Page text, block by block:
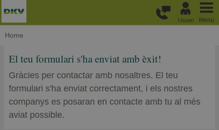
Usuari Menú
Home
El teu formulari s'ha enviat amb èxit!
Gràcies per contactar amb nosaltres. El teu
formulari s'ha enviat correctament, i els nostres
companys es posaran en contacte amb tu al més
aviat possible.